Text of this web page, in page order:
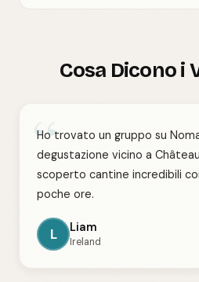
Cosa Dicono i
“
Ho trovato un gruppo su
degustazione vicino a
scoperto cantine incredibili
poche ore.
L Liam
Ireland